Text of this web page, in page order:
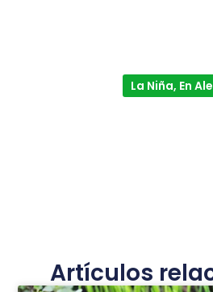
La Niña, En
Artículos